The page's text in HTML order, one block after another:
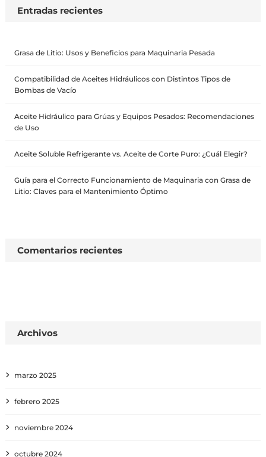
Entradas recientes
Grasa de Litio: Usos y Beneficios para Maquinaria Pesada
Compatibilidad de Aceites Hidráulicos con Distintos Tipos de
Bombas de Vacío
Aceite Hidráulico para Grúas y Equipos Pesados: Recomendaciones
de Uso
Aceite Soluble Refrigerante vs. Aceite de Corte Puro: ¿Cuál Elegir?
Guía para el Correcto Funcionamiento de Maquinaria con Grasa de
Litio: Claves para el Mantenimiento Óptimo
Comentarios recientes
Archivos
marzo 2025
febrero 2025
noviembre 2024
octubre 2024